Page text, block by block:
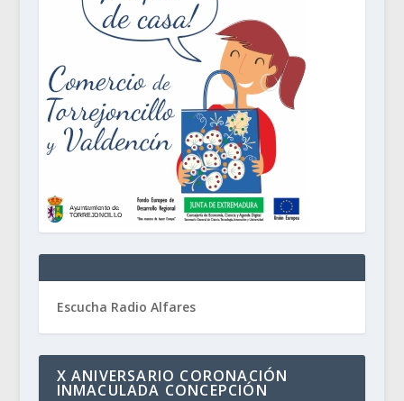
Escucha Radio Alfares
X ANIVERSARIO CORONACIÓN
INMACULADA CONCEPCIÓN